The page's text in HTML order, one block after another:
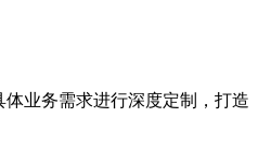
业务需求进行深度定制，打造